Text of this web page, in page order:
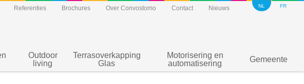
Referenties Brochures Over Convostomo Contact Nieuws NL FR
Outdoor
living
Terrasoverkapping
Glas
Motorisering en
automatisering
Gemeente